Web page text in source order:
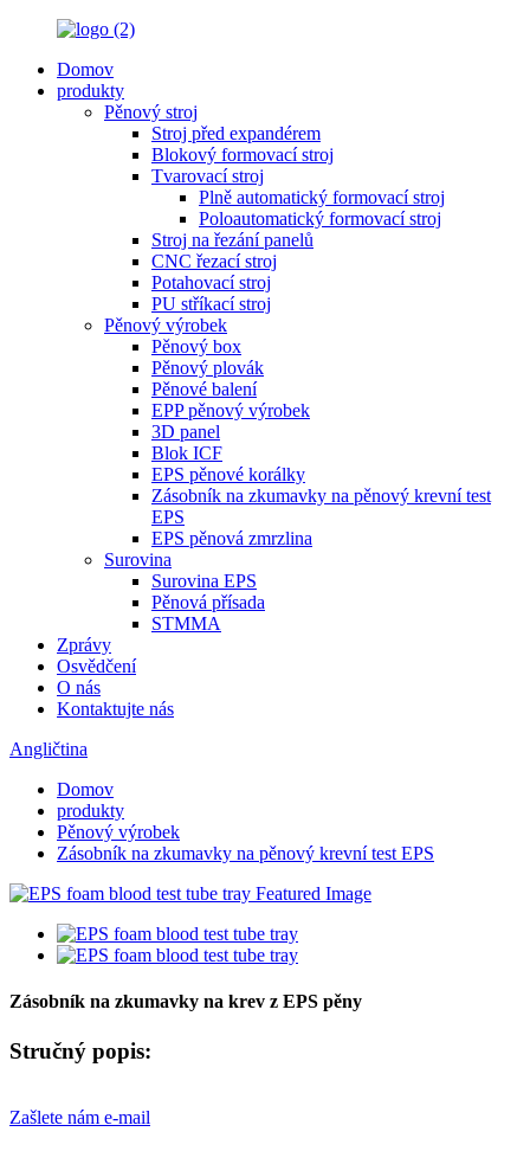
Domov
produkty
Pěnový stroj
Stroj před expandérem
Blokový formovací stroj
Tvarovací stroj
Plně automatický formovací stroj
Poloautomatický formovací stroj
Stroj na řezání panelů
CNC řezací stroj
Potahovací stroj
PU stříkací stroj
Pěnový výrobek
Pěnový box
Pěnový plovák
Pěnové balení
EPP pěnový výrobek
3D panel
Blok ICF
EPS pěnové korálky
Zásobník na zkumavky na pěnový krevní test
EPS
EPS pěnová zmrzlina
Surovina
Surovina EPS
Pěnová přísada
STMMA
Zprávy
Osvědčení
O nás
Kontaktujte nás
Angličtina
Domov
produkty
Pěnový výrobek
Zásobník na zkumavky na pěnový krevní test EPS
Zásobník na zkumavky na krev z EPS pěny
Stručný popis:
Zašlete nám e-mail